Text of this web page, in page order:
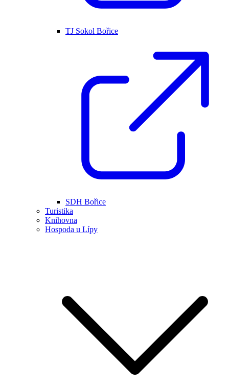
TJ Sokol Bořice
SDH Bořice
Turistika
Knihovna
Hospoda u Lípy